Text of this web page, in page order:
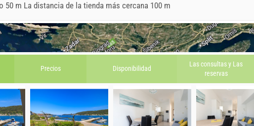
m La distancia de la tienda más cercana 100 m
Precios Disponibilidad
Las consultas y Las
reservas